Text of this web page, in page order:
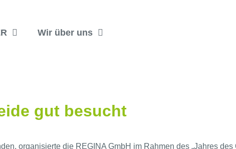
Wir über uns
gut besucht
organisierte die REGINA GmbH im Rahmen des „Jahres des